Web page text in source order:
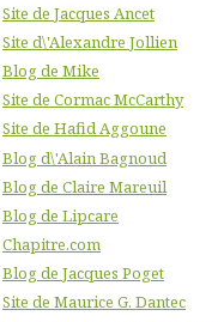
Site de Jacques Ancet
Site d\'Alexandre Jollien
Blog de Mike
Site de Cormac McCarthy
Site de Hafid Aggoune
Blog d\'Alain Bagnoud
Blog de Claire Mareuil
Blog de Lipcare
Chapitre.com
Blog de Jacques Poget
Site de Maurice G. Dantec